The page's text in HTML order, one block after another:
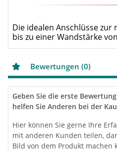
Die idealen Anschlüsse zur
bis zu einer Wandstärke
Bewertungen (0)
Geben Sie die erste
helfen Sie Anderen bei der
Hier können Sie gerne Ihre
mit anderen Kunden teilen,
Bild von dem Produkt machen